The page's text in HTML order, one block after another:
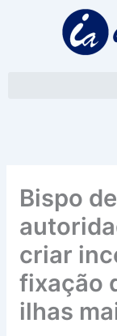
Bispo
criar
fixação
ilhas